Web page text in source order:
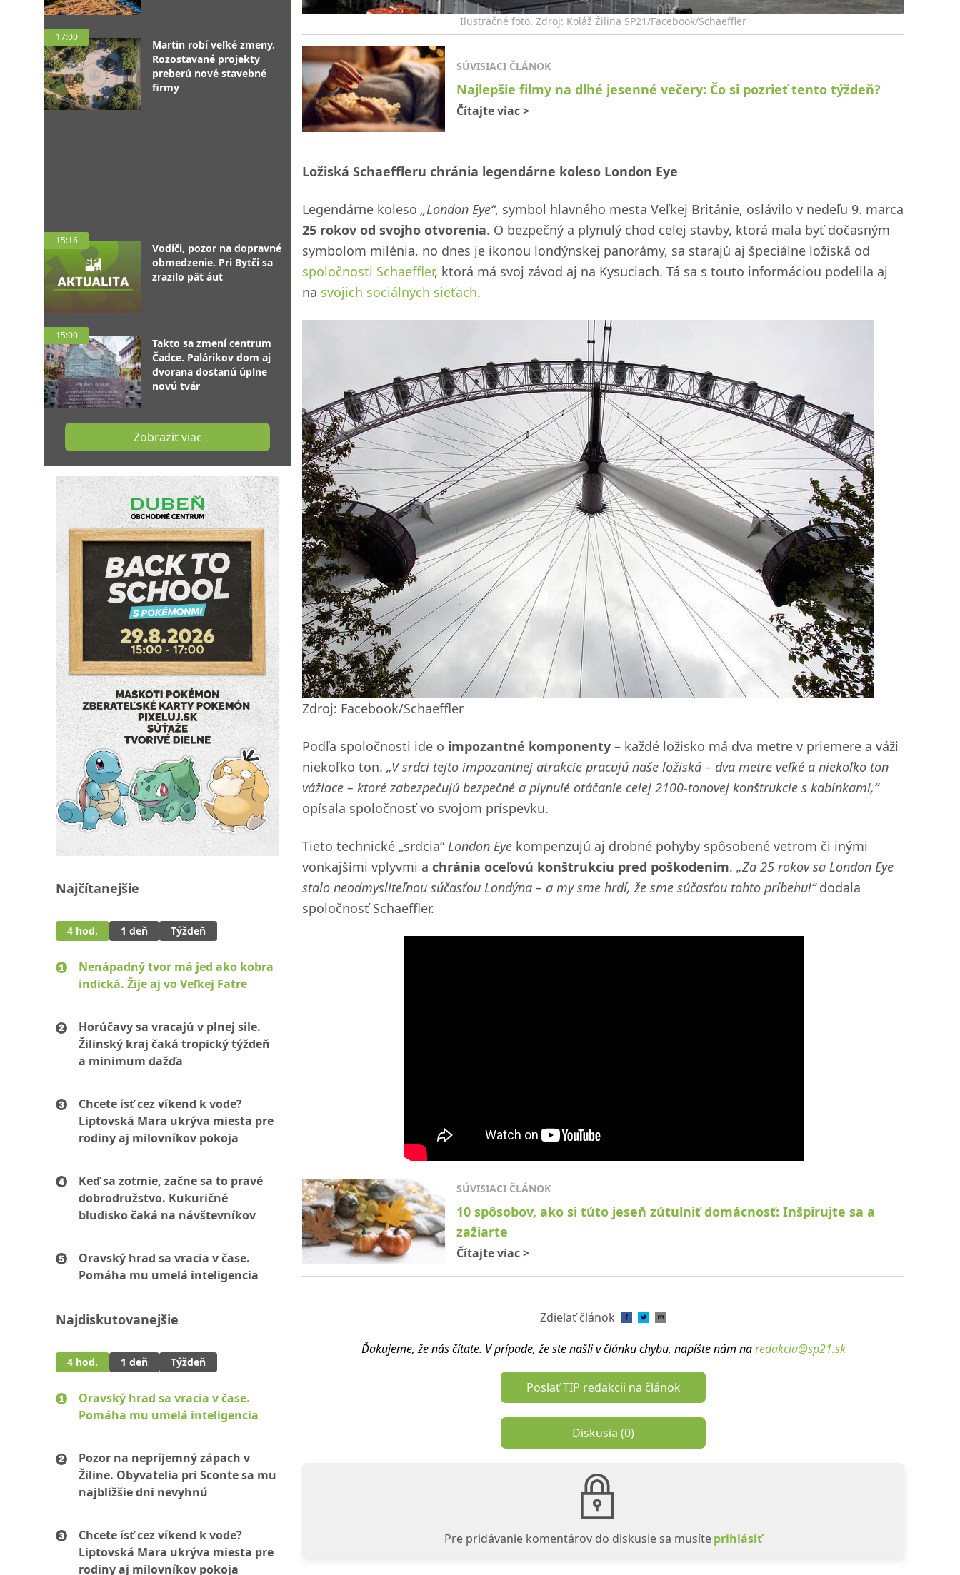
17:00
Martin robí veľké zmeny.
Rozostavané projekty
preberú nové stavebné
firmy
15:16
Vodiči, pozor na dopravné
obmedzenie. Pri Bytči sa
zrazilo päť áut
15:00
Takto sa zmení centrum
Čadce. Palárikov dom aj
dvorana dostanú úplne
novú tvár
Zobraziť viac
Najčítanejšie
4 hod. 1 deň Týždeň
Nenápadný tvor má jed ako kobra
indická. Žije aj vo Veľkej Fatre
Horúčavy sa vracajú v plnej sile.
Žilinský kraj čaká tropický týždeň
a minimum dažďa
Chcete ísť cez víkend k vode?
Liptovská Mara ukrýva miesta pre
rodiny aj milovníkov pokoja
Keď sa zotmie, začne sa to pravé
dobrodružstvo. Kukuričné
bludisko čaká na návštevníkov
Oravský hrad sa vracia v čase.
Pomáha mu umelá inteligencia
Najdiskutovanejšie
4 hod. 1 deň Týždeň
Oravský hrad sa vracia v čase.
Pomáha mu umelá inteligencia
Pozor na nepríjemný zápach v
Žiline. Obyvatelia pri Sconte sa mu
najbližšie dni nevyhnú
Chcete ísť cez víkend k vode?
Liptovská Mara ukrýva miesta pre
rodiny aj milovníkov pokoja
Ilustračné foto. Zdroj: Koláž Žilina SP21/Facebook/Schaeffler
SÚVISIACI ČLÁNOK
Najlepšie filmy na dlhé jesenné večery: Čo si pozrieť tento týždeň?
Čítajte viac>
Ložiská Schaeffleru chránia legendárne koleso London Eye
Legendárne koleso „London Eye“, symbol hlavného mesta Veľkej Británie, oslávilo v nedeľu 9. marca
25 rokov od svojho otvorenia. O bezpečný a plynulý chod celej stavby, ktorá mala byť dočasným
symbolom milénia, no dnes je ikonou londýnskej panorámy, sa starajú aj špeciálne ložiská od
spoločnosti Schaeffler, ktorá má svoj závod aj na Kysuciach. Tá sa s touto informáciou podelila aj
na svojich sociálnych sieťach.
Zdroj: Facebook/Schaeffler
Podľa spoločnosti ide o impozantné komponenty – každé ložisko má dva metre v priemere a váži
niekoľko ton. „V srdci tejto impozantnej atrakcie pracujú naše ložiská – dva metre veľké a niekoľko ton
vážiace – ktoré zabezpečujú bezpečné a plynulé otáčanie celej 2100-tonovej konštrukcie s kabínkami,“
opísala spoločnosť vo svojom príspevku.
Tieto technické „srdcia“ London Eye kompenzujú aj drobné pohyby spôsobené vetrom či inými
vonkajšími vplyvmi a chránia oceľovú konštrukciu pred poškodením. „Za 25 rokov sa London Eye
stalo neodmysliteľnou súčasťou Londýna – a my sme hrdí, že sme súčasťou tohto príbehu!“dodala
spoločnosť Schaeffler.
SÚVISIACI ČLÁNOK
10 spôsobov, ako si túto jeseň zútulniť domácnosť: Inšpirujte sa a
zažiarte
Čítajte viac>
Zdieľať článok
Ďakujeme, že nás čítate. V prípade, že ste našli v článku chybu, napíšte nám na redakcia@sp21.sk
Poslať TIP redakcii na článok
Diskusia (0)
Pre pridávanie komentárov do diskusie sa musíteprihlásiť